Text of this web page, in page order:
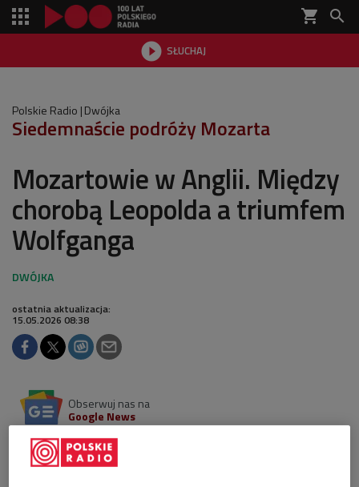
shopping_cart 
 SŁUCHAJ

Polskie Radio Dwójka
Siedemnaście podróży Mozarta
Mozartowie w Anglii. Między
chorobą Leopolda a triumfem
Wolfganga
ostatnia aktualizacja:
15.05.2026 08:38
Obserwuj nas na
Google News
Korzystny początek pobytu w Anglii przerywa
choroba Leopolda Mozarta. Latem 1764 roku głowa